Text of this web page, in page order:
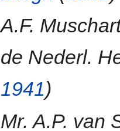
A.F.
de Nederl.
1941)
Mr. A.P. van